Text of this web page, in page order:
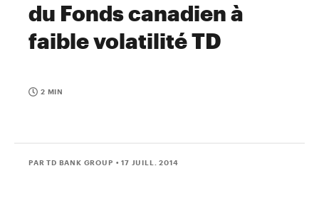
du Fonds canadien à
faible volatilité TD
2 MIN
PAR TD BANK GROUP • 17 JUILL. 2014